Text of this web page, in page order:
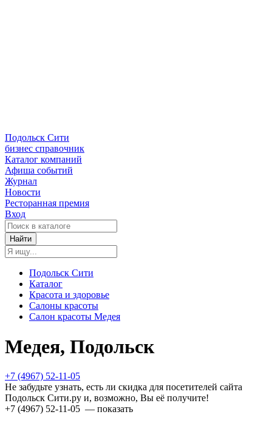
Подольск Сити
бизнес справочник
Каталог компаний
Афиша событий
Журнал
Новости
Ресторанная премия
Вход
Найти
Подольск Сити
Каталог
Красота и здоровье
Салоны красоты
Салон красоты Медея
Медея, Подольск
+7 (4967) 52-11-05
Не забудьте узнать, есть ли скидка для посетителей сайта
Подольск Сити.ру и, возможно, Вы её получите!
+7 (4967) 52-11-05 — показать